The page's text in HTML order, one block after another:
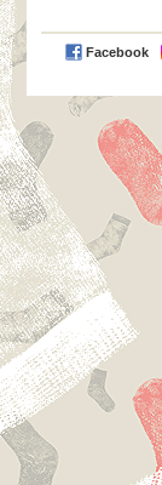
Facebook